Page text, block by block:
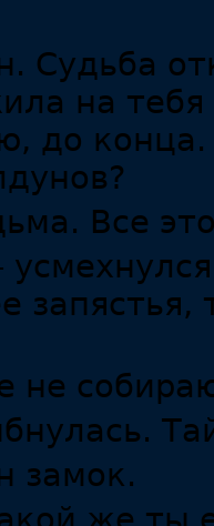
Судьба
на
до
Все
запястья,
замок.